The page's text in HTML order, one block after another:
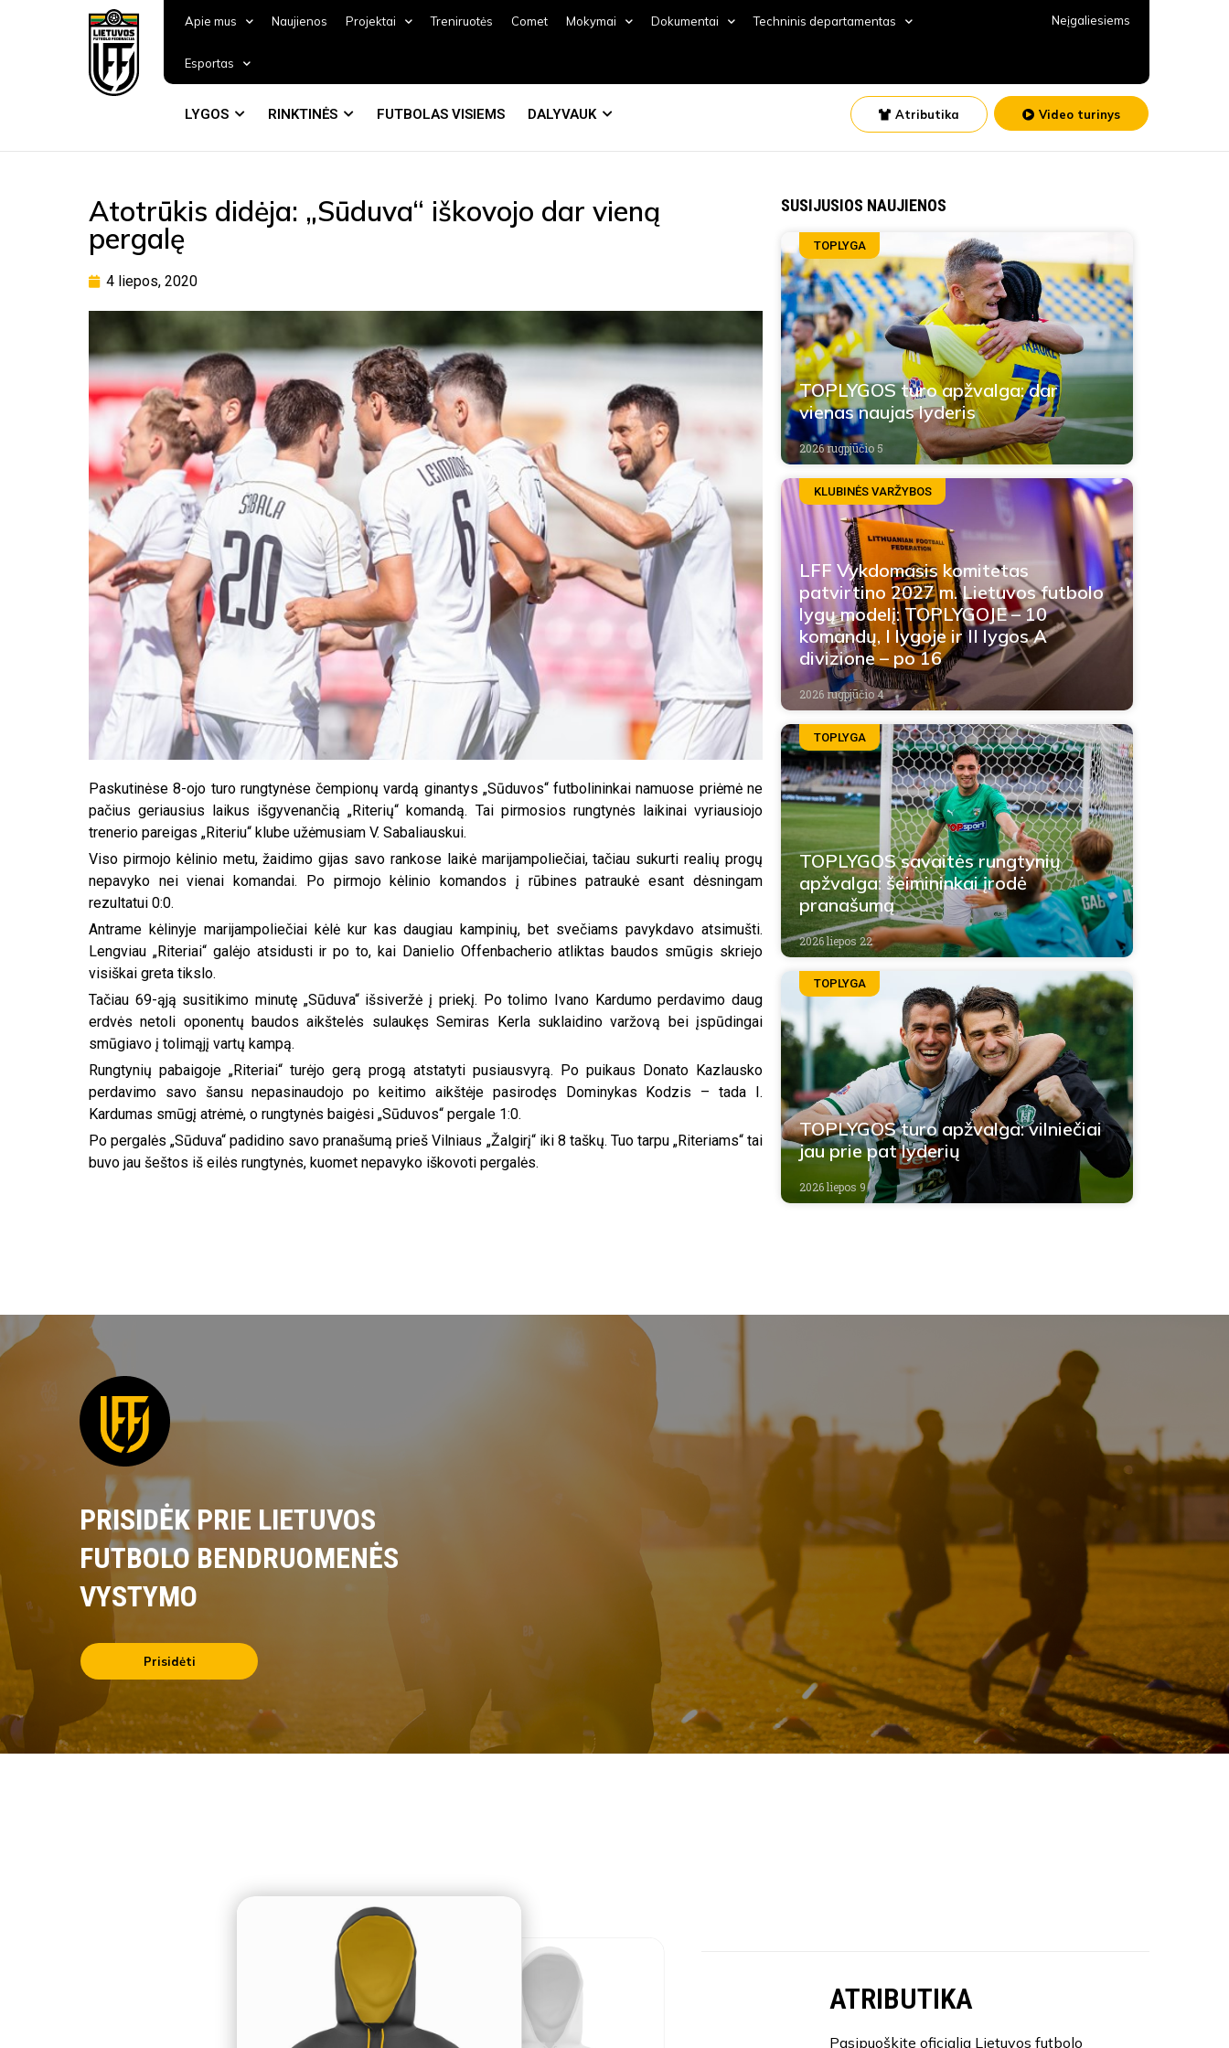
Apie mus Naujienos Projektai Treniruotės Comet Mokymai Dokumentai Techninis departamentas
Esportas
Neįgaliesiems
LYGOS RINKTINĖS FUTBOLAS VISIEMS DALYVAUK Atributika Video turinys
Atotrūkis didėja: „Sūduva“ iškovojo dar vieną
pergalę
4 liepos, 2020
Paskutinėse 8-ojo turo rungtynėse čempionų vardą ginantys „Sūduvos“ futbolininkai namuose priėmė ne
pačius geriausius laikus išgyvenančią „Riterių“ komandą. Tai pirmosios rungtynės laikinai vyriausiojo
trenerio pareigas „Riteriu“ klube užėmusiam V. Sabaliauskui.
Viso pirmojo kėlinio metu, žaidimo gijas savo rankose laikė marijampoliečiai, tačiau sukurti realių progų
nepavyko nei vienai komandai. Po pirmojo kėlinio komandos į rūbines patraukė esant dėsningam
rezultatui 0:0.
Antrame kėlinyje marijampoliečiai kėlė kur kas daugiau kampinių, bet svečiams pavykdavo atsimušti.
Lengviau „Riteriai“ galėjo atsidusti ir po to, kai Danielio Offenbacherio atliktas baudos smūgis skriejo
visiškai greta tikslo.
Tačiau 69-ąją susitikimo minutę „Sūduva“ išsiveržė į priekį. Po tolimo Ivano Kardumo perdavimo daug
erdvės netoli oponentų baudos aikštelės sulaukęs Semiras Kerla suklaidino varžovą bei įspūdingai
smūgiavo į tolimąjį vartų kampą.
Rungtynių pabaigoje „Riteriai“ turėjo gerą progą atstatyti pusiausvyrą. Po puikaus Donato Kazlausko
perdavimo savo šansu nepasinaudojo po keitimo aikštėje pasirodęs Dominykas Kodzis – tada I.
Kardumas smūgį atrėmė, o rungtynės baigėsi „Sūduvos“ pergale 1:0.
Po pergalės „Sūduva“ padidino savo pranašumą prieš Vilniaus „Žalgirį“ iki 8 taškų. Tuo tarpu „Riteriams“ tai
buvo jau šeštos iš eilės rungtynės, kuomet nepavyko iškovoti pergalės.
SUSIJUSIOS NAUJIENOS
TOPLYGA
TOPLYGOS turo apžvalga: dar
vienas naujas lyderis
2026 rugpjūčio 5
KLUBINĖS VARŽYBOS
LFF Vykdomasis komitetas
patvirtino 2027 m. Lietuvos futbolo
lygų modelį: TOPLYGOJE – 10
komandų, I lygoje ir II lygos A
divizione – po 16
2026 rugpjūčio 4
TOPLYGA
TOPLYGOS savaitės rungtynių
apžvalga: šeimininkai įrodė
pranašumą
2026 liepos 22
TOPLYGA
TOPLYGOS turo apžvalga: vilniečiai
jau prie pat lyderių
2026 liepos 9
PRISIDĖK PRIE LIETUVOS
FUTBOLO BENDRUOMENĖS
VYSTYMO
Prisidėti
ATRIBUTIKA
Pasipuoškite oficialia Lietuvos futbolo